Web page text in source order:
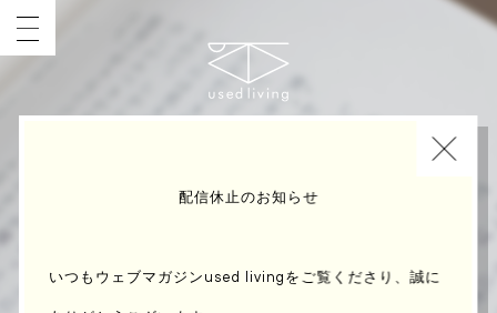
配信休止のお知らせ
いつもウェブマガジンused livingをご覧くださり、誠に